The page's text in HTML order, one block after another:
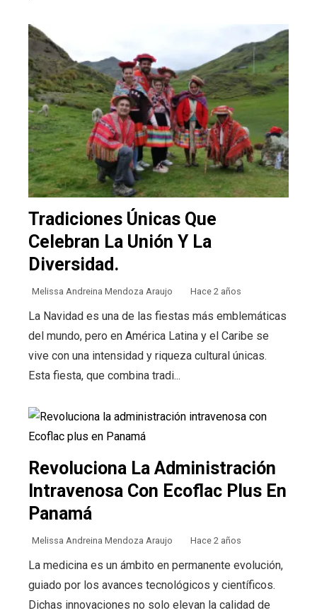
Tradiciones Únicas Que
Celebran La Unión Y La
Diversidad.
Melissa Andreina Mendoza Araujo Hace 2 años
La Navidad es una de las fiestas más emblemáticas
del mundo, pero en América Latina y el Caribe se
vive con una intensidad y riqueza cultural únicas.
Esta fiesta, que combina tradi...
Revoluciona La Administración
Intravenosa Con Ecoflac Plus En
Panamá
Melissa Andreina Mendoza Araujo Hace 2 años
La medicina es un ámbito en permanente evolución,
guiado por los avances tecnológicos y científicos.
Dichas innovaciones no solo elevan la calidad de